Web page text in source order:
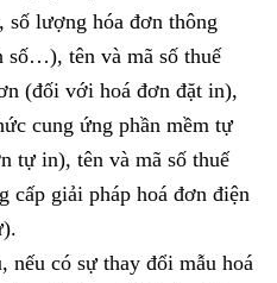
số lượng hóa đơn thông
số…), tên và mã số thuế
(đối với hoá đơn đặt in),
cung ứng phần mềm tự
tự in), tên và mã số thuế
cấp giải pháp hoá đơn điện
nếu có sự thay đổi mẫu hoá